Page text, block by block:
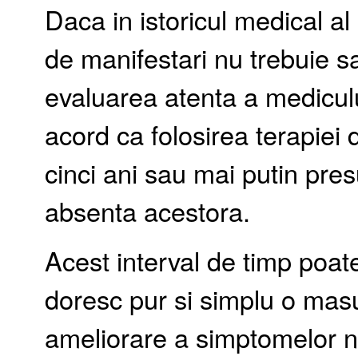
Daca in istoricul medical
de manifestari nu trebuie
evaluarea atenta a
acord ca folosirea terapiei
cinci ani sau mai putin
absenta acestora.
Acest interval de timp
doresc pur si simplu o
ameliorare a simptomelor